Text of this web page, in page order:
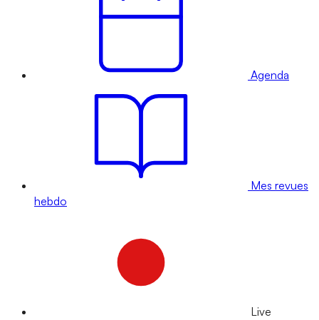
Agenda
Mes revues
hebdo
Live